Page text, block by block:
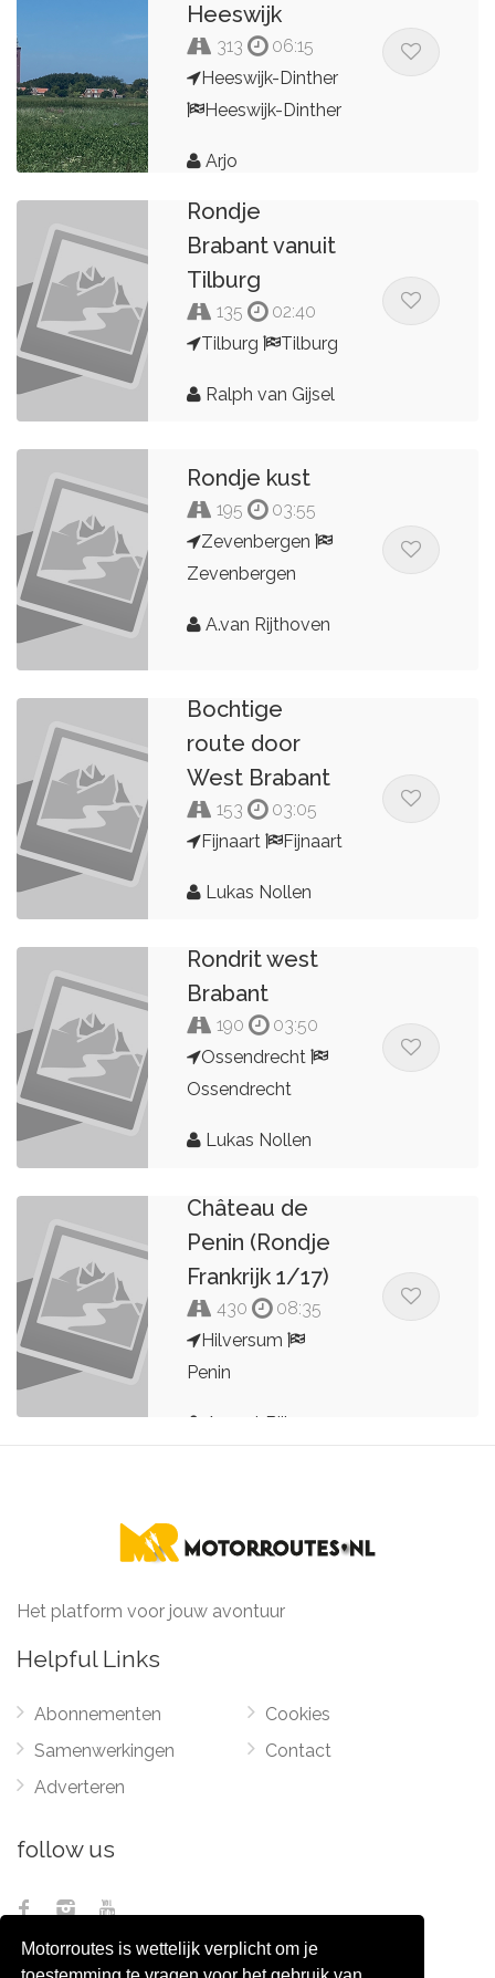
Motorroutes is wettelijk verplicht om je
Heeswijk
313
06:15
Heeswijk-Dinther
Heeswijk-Dinther
Arjo
Rondje
Brabant vanuit
Tilburg
135
02:40
Tilburg
Tilburg
Ralph van Gijsel
Rondje kust
195
03:55
Zevenbergen
Zevenbergen
A.van Rijthoven
Bochtige
route door
West Brabant
153
03:05
Fijnaart
Fijnaart
Lukas Nollen
Rondrit west
Brabant
190
03:50
Ossendrecht
Ossendrecht
Lukas Nollen
Château de
Penin (Rondje
Frankrijk 1/17)
430
08:35
Hilversum
Penin
Arnout Bijl
Het platform voor jouw avontuur
Helpful Links
Abonnementen
Samenwerkingen
Adverteren
Cookies
Contact
follow us